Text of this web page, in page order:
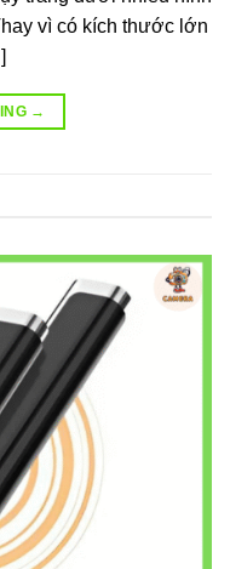
vì có kích thước lớn
→